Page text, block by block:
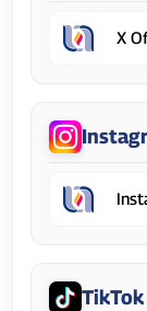
X
TikTok